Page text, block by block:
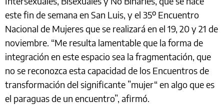
este fin de semana en San Luis, y el 35º Encuentro
Nacional de Mujeres que se realizará en el 19, 20 y 21 de
noviembre. “Me resulta lamentable que la forma de
integración en este espacio sea la fragmentación, que
no se reconozca esta capacidad de los Encuentros de
transformación del significante ”mujer“ en algo que es
el paraguas de un encuentro”, afirmó.